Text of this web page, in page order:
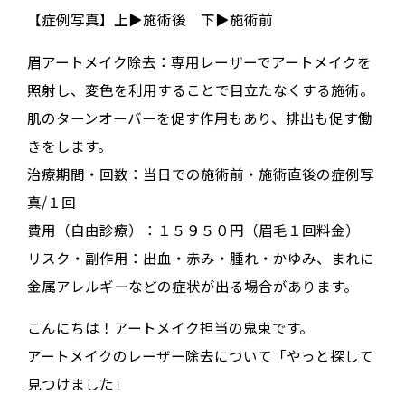
【症例写真】上▶︎施術後 下▶︎施術前
眉アートメイク除去：専用レーザーでアートメイクを
照射し、変色を利用することで目立たなくする施術。
肌のターンオーバーを促す作用もあり、排出も促す働
きをします。
治療期間・回数：当日での施術前・施術直後の症例写
真/１回
費用（自由診療）：１５９５０円（眉毛１回料金）
リスク・副作用：出血・赤み・腫れ・かゆみ、まれに
金属アレルギーなどの症状が出る場合があります。
こんにちは！アートメイク担当の鬼束です。
アートメイクのレーザー除去について「やっと探して
見つけました」